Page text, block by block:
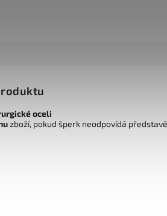
oceli
zboží, pokud šperk neodpovídá představě